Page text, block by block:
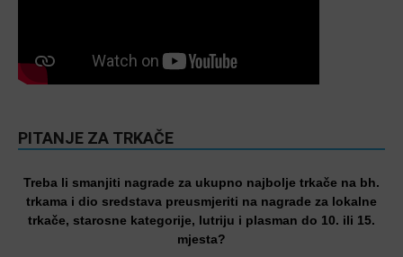
PITANJE ZA TRKAČE
Treba li smanjiti nagrade za ukupno najbolje trkače na bh.
trkama i dio sredstava preusmjeriti na nagrade za lokalne
trkače, starosne kategorije, lutriju i plasman do 10. ili 15.
mjesta?